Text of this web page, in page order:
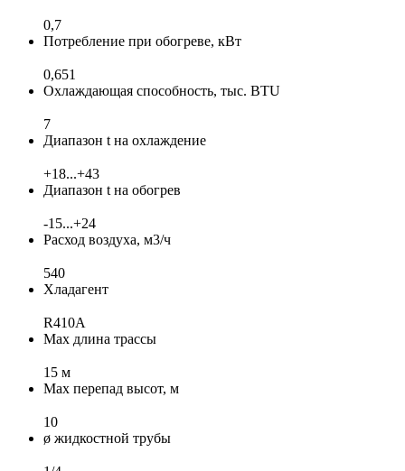
0,7
Потребление при обогреве, кВт
0,651
Охлаждающая способность, тыс. BTU
7
Диапазон t на охлаждение
+18...+43
Диапазон t на обогрев
-15...+24
Расход воздуха, м3/ч
540
Хладагент
R410A
Max длина трассы
15 м
Max перепад высот, м
10
ø жидкостной трубы